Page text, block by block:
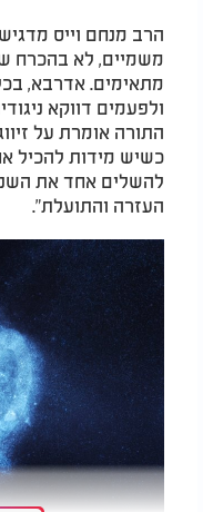
הרב מנחם וייס
משמיים, לא בהכרח
מתאימים. אדרבא,
ולפעמים דווקא
התורה אומרת על
כשיש מידות להכיל
להשלים אחד את
העזרה והתועלת".